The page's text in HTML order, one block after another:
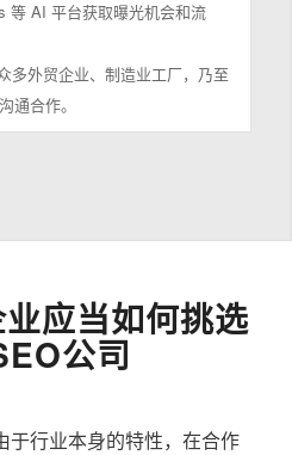
等 AI 平台获取曝光机会和流
多外贸企业、制造业工厂，乃至
通合作。
应当如何挑选
公司
于行业本身的特性，在合作